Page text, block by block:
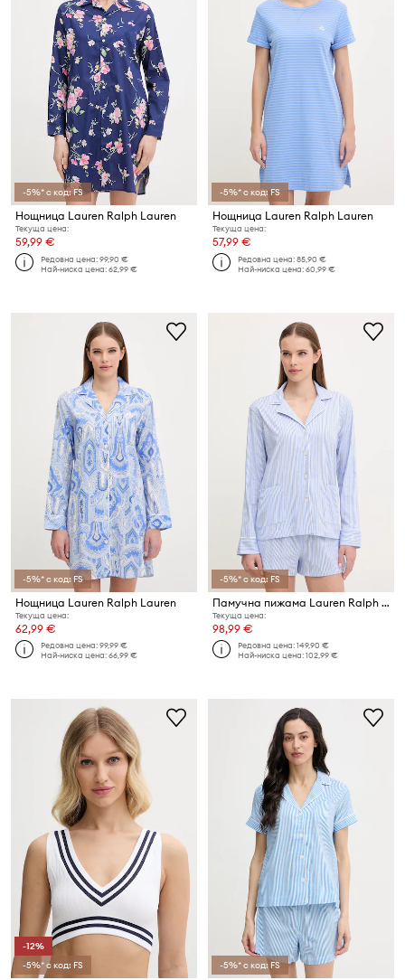
-5%* с код: FS
Нощница Lauren Ralph Lauren
Текуща цена:
59,99 €
Редовна цена:99,90 €
Най-ниска цена:62,99 €
-5%* с код: FS
Нощница Lauren Ralph Lauren
Текуща цена:
57,99 €
Редовна цена:85,90 €
Най-ниска цена:60,99 €
-5%* с код: FS
Нощница Lauren Ralph Lauren
Текуща цена:
62,99 €
Редовна цена:99,99 €
Най-ниска цена:66,99 €
-5%* с код: FS
Памучна пижама Lauren Ralph Lauren
Текуща цена:
98,99 €
Редовна цена:149,90 €
Най-ниска цена:102,99 €
-12%
-5%* с код: FS
-5%* с код: FS